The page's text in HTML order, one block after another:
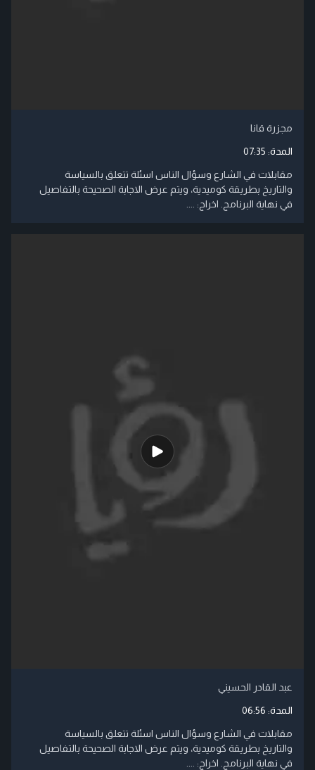
مجزرة قانا
المدة: 07:35
مقابلات في الشارع وسؤال الناس اسئلة تتعلق بالسياسة
والتاريخ بطريقة كوميدية، ويتم عرض الاجابة الصحيحة بالتفاصيل
في نهاية البرنامج. اخراج: ....
عبد القادر الحسيني
المدة: 06:56
مقابلات في الشارع وسؤال الناس اسئلة تتعلق بالسياسة
والتاريخ بطريقة كوميدية، ويتم عرض الاجابة الصحيحة بالتفاصيل
في نهاية البرنامج. اخراج: ....